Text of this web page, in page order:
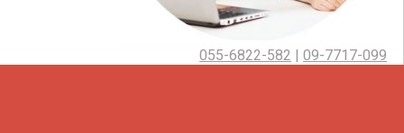
09-7717-099
|
055-6822-582